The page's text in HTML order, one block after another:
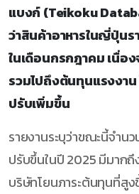
แบงก์ (Teikoku
ว่าสินค้าอาหารในญี่ปุ่นร
ในเดือนกรกฎาคม เนื่
รวมไปถึงต้นทุนแรงงา
ปรับเพิ่มขึ้น
รายงานระบุว่าขณะนี้จำ
ปรับขึ้นในปี 2025 มีมาก
บริษัทโยนภาระต้นทุนที่สูง